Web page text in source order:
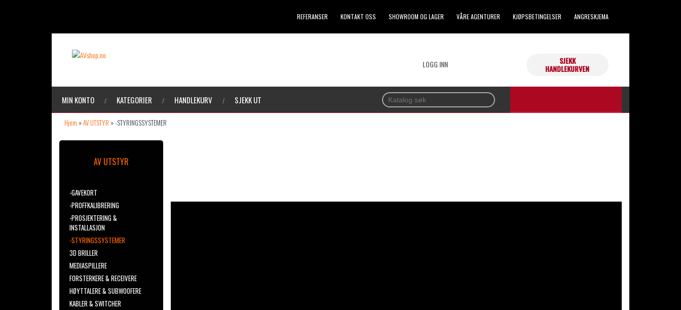
REFERANSER KONTAKT OSS SHOWROOM OG LAGER VÅRE AGENTURER KJØPSBETINGELSER ANGRESKJEMA
LOGG INN SJEKK
HANDLEKURVEN
Handlekurven din er tom.
MIN KONTO KATEGORIER HANDLEKURV SJEKK UT
Hjem »AV UTSTYR »-STYRINGSSYSTEMER
AV UTSTYR
-GAVEKORT
-PROFFKALIBRERING
-PROSJEKTERING &
INSTALLASJON
-STYRINGSSYSTEMER
3D BRILLER
MEDIASPILLERE
FORSTERKERE & RECEIVERE
HØYTTALERE & SUBWOOFERE
KABLER & SWITCHER